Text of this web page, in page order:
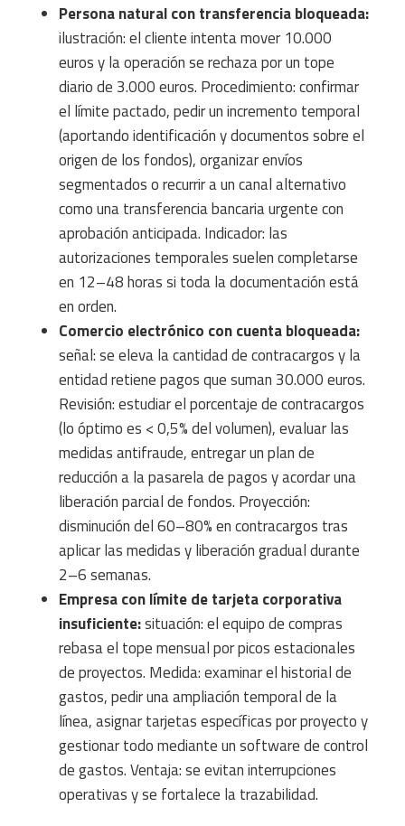
Persona natural con transferencia bloqueada:
ilustración: el cliente intenta mover 10.000
euros y la operación se rechaza por un tope
diario de 3.000 euros. Procedimiento: confirmar
el límite pactado, pedir un incremento temporal
(aportando identificación y documentos sobre el
origen de los fondos), organizar envíos
segmentados o recurrir a un canal alternativo
como una transferencia bancaria urgente con
aprobación anticipada. Indicador: las
autorizaciones temporales suelen completarse
en 12–48 horas si toda la documentación está
en orden.
Comercio electrónico con cuenta bloqueada:
señal: se eleva la cantidad de contracargos y la
entidad retiene pagos que suman 30.000 euros.
Revisión: estudiar el porcentaje de contracargos
(lo óptimo es < 0,5% del volumen), evaluar las
medidas antifraude, entregar un plan de
reducción a la pasarela de pagos y acordar una
liberación parcial de fondos. Proyección:
disminución del 60–80% en contracargos tras
aplicar las medidas y liberación gradual durante
2–6 semanas.
Empresa con límite de tarjeta corporativa
insuficiente:situación: el equipo de compras
rebasa el tope mensual por picos estacionales
de proyectos. Medida: examinar el historial de
gastos, pedir una ampliación temporal de la
línea, asignar tarjetas específicas por proyecto y
gestionar todo mediante un software de control
de gastos. Ventaja: se evitan interrupciones
operativas y se fortalece la trazabilidad.